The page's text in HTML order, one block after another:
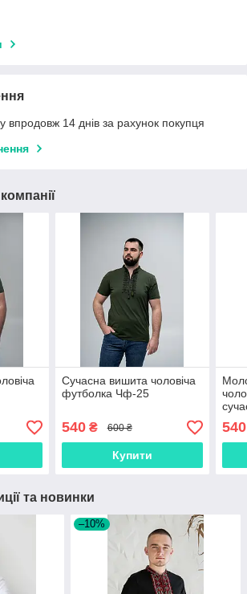
впродовж 14 днів за рахунок покупця
Сучасна вишита чоловіча
футболка Чф-25
540₴ 600 ₴
Купити
540
та новинки
–10%